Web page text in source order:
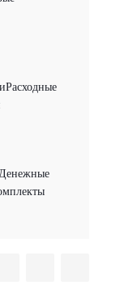
Расходные
Денежные